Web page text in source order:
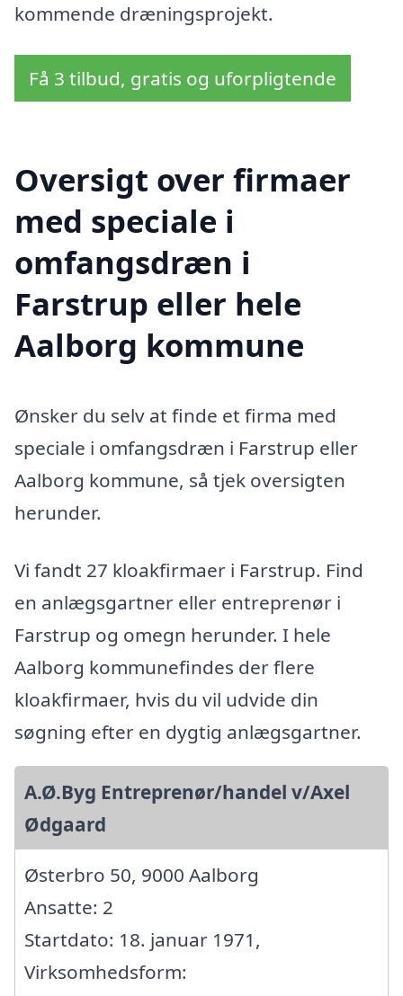
kommende dræningsprojekt.
Få 3 tilbud, gratis og uforpligtende
Oversigt over firmaer
med speciale i
omfangsdræn i
Farstrup eller hele
Aalborg kommune
Ønsker du selv at finde et firma med
speciale i omfangsdræn i Farstrup eller
Aalborg kommune, så tjek oversigten
herunder.
Vi fandt 27 kloakfirmaer i Farstrup. Find
en anlægsgartner eller entreprenør i
Farstrup og omegn herunder. I hele
Aalborg kommunefindes der flere
kloakfirmaer, hvis du vil udvide din
søgning efter en dygtig anlægsgartner.
A.Ø.Byg Entreprenør/handel v/Axel
Ødgaard
Østerbro 50, 9000 Aalborg
Ansatte: 2
Startdato: 18. januar 1971,
Virksomhedsform: